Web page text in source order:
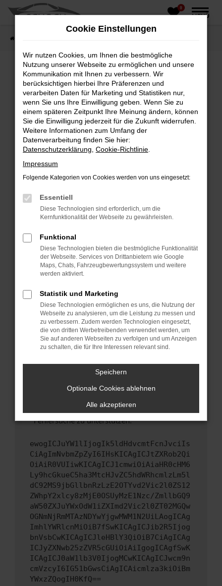
Zum
0
MENÜ
Fehler: Network Error
Beim Laden ist ein Fehler aufgetreten.
Hier sind ein paar Tipps, die dir helfen können:
Überprüfe deine Firewall und deine
Internetverbindung.
Laden andere Webseiten, zum Beispiel deine
Suchmaschine?
Prüfe deine Browsererweiterungen.
können das Laden bestimmter Seiten
verhindern. Funktioniert die Seite in einem
Fenster?
Starte dein Gerät neu.
Das kann manchmal helfen, vorübergehende
Probleme zu beheben.
Betriebssystem auf dem neuesten Stand
sind.
Veraltete Software birgt nicht nur ein
Sicherheitsrisiko, sondern kann auch dazu
führen, dass bestimmte Funktionen nicht mehr
unterstützt werden.
Wende dich an den Webseitenbetreiber.
Wenn du alle oben genannten Schritte versucht
hast, kontaktiere uns bitte. Wir werden
uns diesen Text schicken, um uns bei der
Fehlersuche zu unterstützen:
ewogICJuYW1lIjogIk5ldHdvcmtFcnJvciIs
CiAgImNvbmZpZyI6IHsKICAgICJtZXRob2Qi
OiAiR0VUIiwKICAgICJ1cmwiOiAiaHR0cHM6
Ly9hcGkueC5ha3MtcHJvZC5hdWRhcmlzLm5l
dC92MS9jbGllbnRzLzE2OTYvd2Vic2l0ZS12
ZWhpY2xlcy8zMjE0OSUyMzE1Nzc/ZmllbGQ9
aW50ZXJuYWxOdW1iZXImd2Vic2l0ZT02MGQw
OGNmNjRmMTAzNDYwYjgwMWM1N2UiLAogICAg
ImhlYWRlcnMiOiB7fSwKICAgICJib2R5Ijog
bnVsbCwKICAgICJleHBlY3QiOiB7CiAgICAg
ICJyZXNwb25zZVR5cGUiOiAiIgogICAgfSwK
ICAgICJ0aW1lb3V0IjogMCwKICAgICJwcm9n
cmVzcyI6IG51bGwsCiAgICAicmlza3kiOiBm
YWxzZQogIH0KfQ==
Cookie Einstellungen
Wir nutzen Cookies, um Ihnen die bestmögliche
Nutzung unserer Webseite zu ermöglichen und unsere
Kommunikation mit Ihnen zu verbessern. Wir
berücksichtigen hierbei Ihre Präferenzen und
verarbeiten Daten für Marketing und Statistiken nur,
wenn Sie uns Ihre Einwilligung geben. Wenn Sie zu
einem späteren Zeitpunkt Ihre Meinung ändern, können
Sie die Einwilligung jederzeit für die Zukunft widerrufen.
Weitere Informationen zum Umfang der
Datenverarbeitung finden Sie hier:
Datenschutzerklärung Cookie-Richtlinie
Impressum
Folgende Kategorien von Cookies werden von uns eingesetzt:
Essentiell
Diese Technologien sind erforderlich, um die
Kernfunktionalität der Webseite zu gewährleisten.
Funktional
Diese Technologien bieten die bestmögliche Funktionalität
der Webseite. Services von Drittanbietern wie Google
Maps, Chats, Fahrzeugbewertungssystem und weitere
werden aktiviert.
Statistik und Marketing
Diese Technologien ermöglichen es uns, die Nutzung der
Webseite zu analysieren, um die Leistung zu messen und
zu verbessern. Zudem werden Technologien eingesetzt,
die von dritten Werbetreibenden verwendet werden, um
Sie auf anderen Webseiten zu verfolgen und um Anzeigen
zu schalten, die für Ihre Interessen relevant sind.
Speichern
Optionale Cookies ablehnen
Alle akzeptieren